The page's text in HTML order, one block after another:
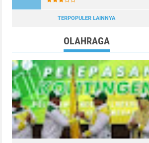
TERPOPULER LAINNYA
OLAHRAGA